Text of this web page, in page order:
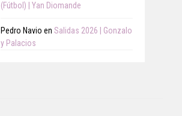
(Fútbol) | Yan Diomande
Pedro Navio en Salidas 2026 | Gonzalo
y Palacios